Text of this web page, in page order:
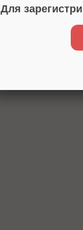
Совместимые
Размер:
Вес: 70,5 ± 5 г
Для